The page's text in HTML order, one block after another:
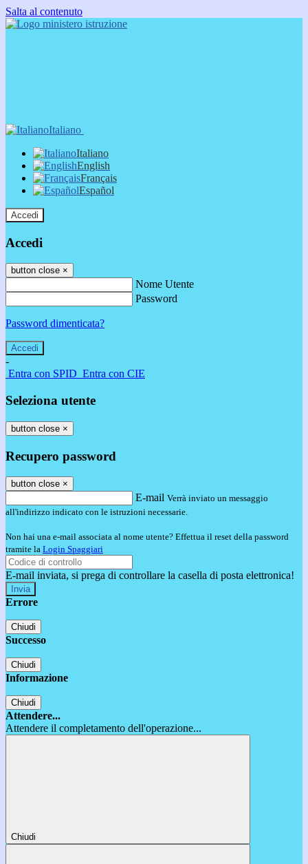
Salta al contenuto
Italiano
Italiano
English
Français
Español
Accedi
Accedi
button close ×
Nome Utente
Password
Password dimenticata?
-
Entra con SPID Entra con CIE
Seleziona utente
button close ×
Recupero password
button close ×
E-mail Verrà inviato un messaggio
all'indirizzo indicato con le istruzioni necessarie.
Non hai una e-mail associata al nome utente? Effettua il reset della password
tramite la Login Spaggiari
E-mail inviata, si prega di controllare la casella di posta elettronica!
Errore
Chiudi
Successo
Chiudi
Informazione
Chiudi
Attendere...
Attendere il completamento dell'operazione...
Chiudi